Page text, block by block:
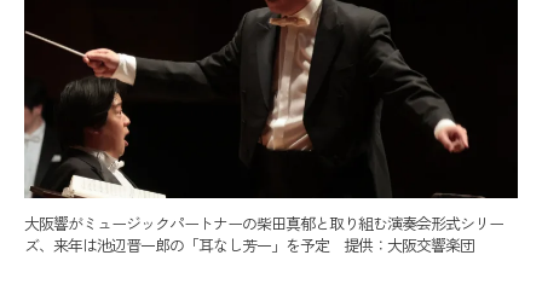
大阪響がミュージックパートナーの柴田真郁と取り組む演奏会形式シリー
ズ、来年は池辺晋一郎の「耳なし芳一」を予定 提供：大阪交響楽団